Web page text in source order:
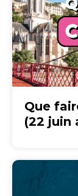
Que
(22 juin